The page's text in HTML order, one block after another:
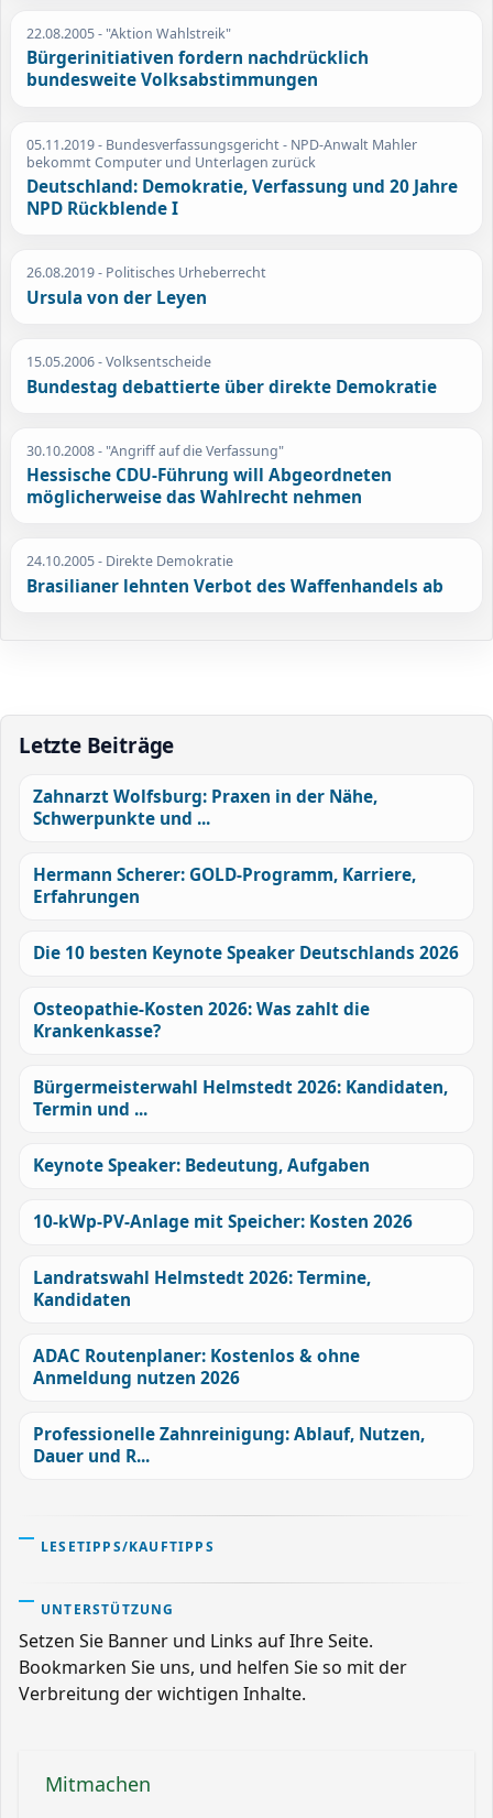
22.08.2005- "Aktion Wahlstreik"
Bürgerinitiativen fordern nachdrücklich
bundesweite Volksabstimmungen
05.11.2019- Bundesverfassungsgericht - NPD-Anwalt Mahler
bekommt Computer und Unterlagen zurück
Deutschland: Demokratie, Verfassung und 20 Jahre
NPD Rückblende I
26.08.2019- Politisches Urheberrecht
Ursula von der Leyen
15.05.2006- Volksentscheide
Bundestag debattierte über direkte Demokratie
30.10.2008- "Angriff auf die Verfassung"
Hessische CDU-Führung will Abgeordneten
möglicherweise das Wahlrecht nehmen
24.10.2005- Direkte Demokratie
Brasilianer lehnten Verbot des Waffenhandels ab
Letzte Beiträge
Zahnarzt Wolfsburg: Praxen in der Nähe,
Schwerpunkte und ...
Hermann Scherer: GOLD-Programm, Karriere,
Erfahrungen
Die 10 besten Keynote Speaker Deutschlands 2026
Osteopathie-Kosten 2026: Was zahlt die
Krankenkasse?
Bürgermeisterwahl Helmstedt 2026: Kandidaten,
Termin und ...
Keynote Speaker: Bedeutung, Aufgaben
10-kWp-PV-Anlage mit Speicher: Kosten 2026
Landratswahl Helmstedt 2026: Termine,
Kandidaten
ADAC Routenplaner: Kostenlos & ohne
Anmeldung nutzen 2026
Professionelle Zahnreinigung: Ablauf, Nutzen,
Dauer und R...
LESETIPPS/KAUFTIPPS
UNTERSTÜTZUNG
Setzen Sie Banner und Links auf Ihre Seite.
Bookmarken Sie uns, und helfen Sie so mit der
Verbreitung der wichtigen Inhalte.
Mitmachen